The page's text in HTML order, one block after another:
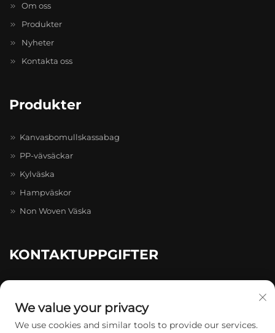
Om oss
Produkter
Nyheter
Kontakta oss
Produkter
Kanvasbomullskassabag
PP-vävsäckar
Kylväska
Hampväskor
Non Woven Väska
KONTAKTUPPGIFTER
Ave., Longgang
+86-13174934862
We value your privacy
We use cookies and similar tools to provide our services.